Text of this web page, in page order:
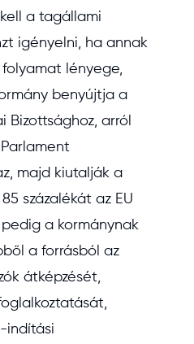
a tagállami
igényelni, ha annak
lényege,
benyújtja a
Bizottsághoz, arról
majd kiutalják a
százalékát az EU
a kormánynak
a forrásból az
átképzését,
indítási